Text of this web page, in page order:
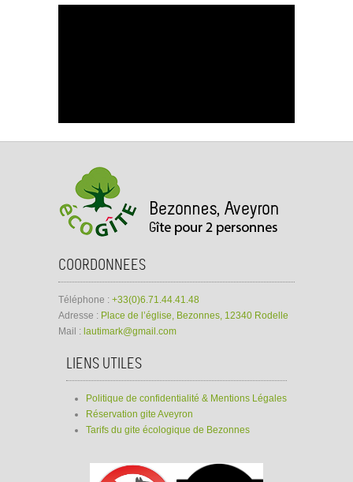
COORDONNEES
Téléphone : +33(0)6.71.44.41.48
Adresse : Place de l’église, Bezonnes, 12340 Rodelle
Mail : lautimark@gmail.com
LIENS UTILES
Politique de confidentialité & Mentions Légales
Réservation gite Aveyron
Tarifs du gite écologique de Bezonnes